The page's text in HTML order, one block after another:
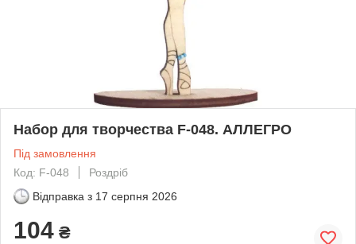
Набор для творчества F-048. АЛЛЕГРО
Під замовлення
Код: F-048
Роздріб
Відправка з 17 серпня 2026
104 ₴